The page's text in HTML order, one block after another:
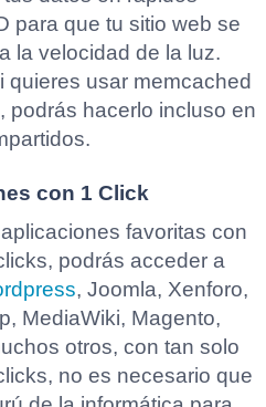
para que tu sitio web se
la velocidad de la luz.
quieres usar memcached
podrás hacerlo incluso en
con 1 Click
favoritas con
podrás acceder a
, Joomla, Xenforo,
MediaWiki, Magento,
otros, con tan solo
no es necesario que